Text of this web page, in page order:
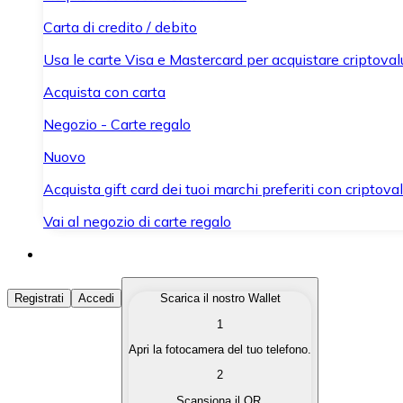
Carta di credito / debito
Usa le carte Visa e Mastercard per acquistare
Acquista con carta
Negozio - Carte regalo
Nuovo
Acquista gift card dei tuoi marchi preferiti con
Vai al negozio di carte regalo
Acquista Criptovalute
Acquista le criptovalute che ti interessano in modo
Converti le tue criptovalute in valuta fiat quando ne hai
Registrati Accedi
Scarica il nostro Wallet
1
Apri la fotocamera del tuo telefono.
2